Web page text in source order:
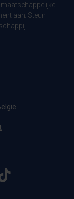
maatschappelijke
aan. Steun